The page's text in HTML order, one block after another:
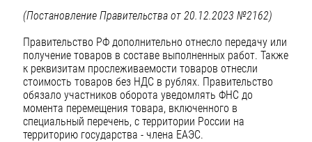
(Постановление Правительства от 20.12.2023 №2162)
Правительство РФ дополнительно отнесло передачу или
получение товаров в составе выполненных работ. Также
к реквизитам прослеживаемости товаров отнесли
стоимость товаров без НДС в рублях. Правительство
обязало участников оборота уведомлять ФНС до
момента перемещения товара, включенного в
специальный перечень, с территории России на
территорию государства - члена ЕАЭС.